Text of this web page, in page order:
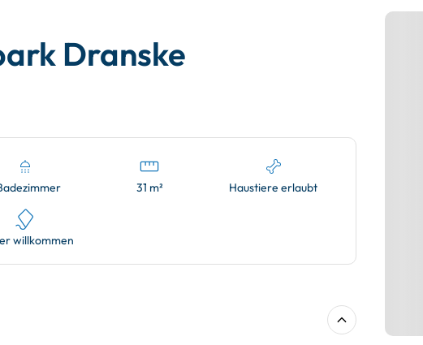
Dranske
31 m² Haustiere erlaubt
willkommen